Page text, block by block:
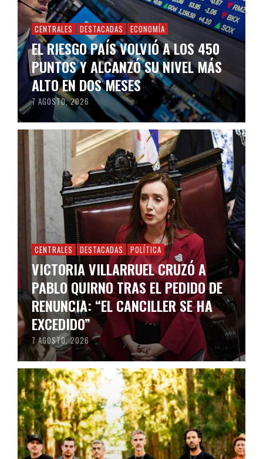
CENTRALES DESTACADAS ECONOMÍA
EL RIESGO PAÍS VOLVIÓ A LOS 450
PUNTOS Y ALCANZÓ SU NIVEL MÁS
ALTO EN DOS MESES
7 AGOSTO, 2026
CENTRALES DESTACADAS POLÍTICA
VICTORIA VILLARRUEL CRUZÓ A
PABLO QUIRNO TRAS EL PEDIDO DE
RENUNCIA: “EL CANCILLER SE HA
EXCEDIDO”
7 AGOSTO, 2026